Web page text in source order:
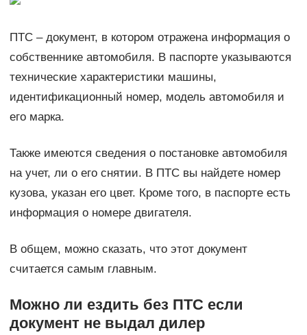
ПТС – документ, в котором отражена информация о
собственнике автомобиля. В паспорте указываются
технические характеристики машины,
идентификационный номер, модель автомобиля и
его марка.
Также имеются сведения о постановке автомобиля
на учет, ли о его снятии. В ПТС вы найдете номер
кузова, указан его цвет. Кроме того, в паспорте есть
информация о номере двигателя.
В общем, можно сказать, что этот документ
считается самым главным.
Можно ли ездить без ПТС если
документ не выдал дилер